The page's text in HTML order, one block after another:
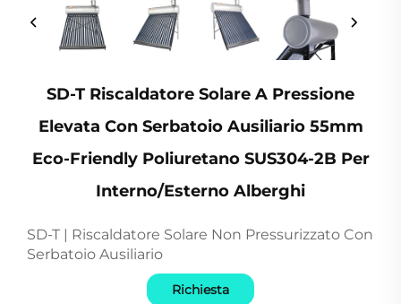
SD-T Riscaldatore Solare A Pressione
Elevata Con Serbatoio Ausiliario 55mm
Eco-Friendly Poliuretano SUS304-2B Per
Interno/Esterno Alberghi
SD-T | Riscaldatore Solare Non Pressurizzato Con
Serbatoio Ausiliario
Richiesta